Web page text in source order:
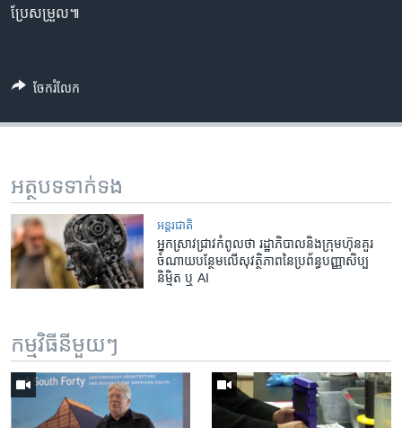
ប្រែសម្រួល៕
ចែករំលែក
អត្ថបទ​ទាក់ទង
អន្តរជាតិ
អ្នកស្រាវជ្រាវ​កំពូលថា រដ្ឋាភិបាល​និង​ក្រុមហ៊ុន​គួរ
ចំណាយ​បន្ថែម​លើ​សុវត្ថិភាព​នៃ​ប្រព័ន្ធ​បញ្ញាសិប្ប
និម្មិត ឬ AI
កម្មវិធី​នីមួយៗ